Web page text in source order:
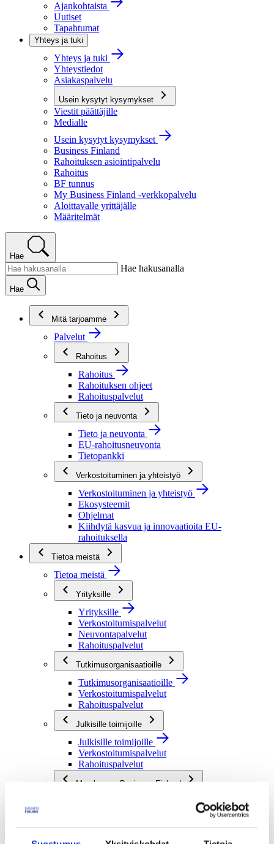
Ajankohtaista
Uutiset
Tapahtumat
Yhteys ja tuki
Yhteys ja tuki
Yhteystiedot
Asiakaspalvelu
Usein kysytyt kysymykset
Viestit päättäjille
Medialle
Usein kysytyt kysymykset
Business Finland
Rahoituksen asiointipalvelu
Rahoitus
BF tunnus
My Business Finland -verkkopalvelu
Aloittavalle yrittäjälle
Määritelmät
Hae
Hae hakusanalla
Hae
Mitä tarjoamme
Palvelut
Rahoitus
Rahoitus
Rahoituksen ohjeet
Rahoituspalvelut
Tieto ja neuvonta
Tieto ja neuvonta
EU-rahoitusneuvonta
Tietopankki
Verkostoituminen ja yhteistyö
Verkostoituminen ja yhteistyö
Ekosysteemit
Ohjelmat
Kiihdytä kasvua ja innovaatioita EU-
rahoituksella
Tietoa meistä
Tietoa meistä
Yrityksille
Yrityksille
Verkostoitumispalvelut
Neuvontapalvelut
Rahoituspalvelut
Tutkimusorganisaatioille
Tutkimusorganisaatioille
Verkostoitumispalvelut
Rahoituspalvelut
Julkisille toimijoille
Julkisille toimijoille
Verkostoitumispalvelut
Rahoituspalvelut
Me olemme Business Finland